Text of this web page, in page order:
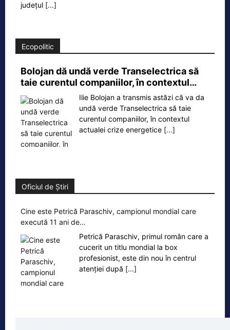
județul [...]
Ecopolitic
Bolojan dă undă verde Transelectrica să
taie curentul companiilor, în contextul…
Ilie Bolojan a transmis astăzi că va da
undă verde Transelectrica să taie
curentul companiilor, în contextul
actualei crize energetice [...]
Oficiul de Știri
Cine este Petrică Paraschiv, campionul mondial care
execută 11 ani de…
Petrică Paraschiv, primul român care a
cucerit un titlu mondial la box
profesionist, este din nou în centrul
atenției după [...]